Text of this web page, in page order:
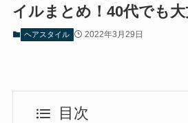
イルまとめ！40代でも
ヘアスタイル 2022年3月29日
目次